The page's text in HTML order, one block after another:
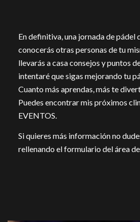
En definitiva, una jornada de pádel
conocerás otras personas de tu
llevarás a casa consejos y puntos
intentaré que sigas mejorando tu
Cuanto más aprendas, más te
Puedes encontrar mis próximos
EVENTOS.
Si quieres más información no
rellenando el formulario del área de